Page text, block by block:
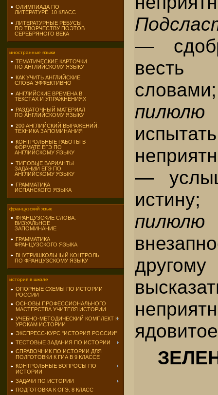
ОЛИМПИАДА ПО
ЛИТЕРАТУРЕ. 10 КЛАСС
ЛИТЕРАТУРНЫЕ РЕБУСЫ
ПО ТВОРЧЕСТВУ ПОЭТОВ
СЕРЕБРЯНОГО ВЕКА
иностранные языки
ТЕМАТИЧЕСКИЕ КАРТОЧКИ
ПО АНГЛИЙСКОМУ ЯЗЫКУ
КАК УЧИТЬ АНГЛИЙСКИЕ
СЛОВА ЭФФЕКТИВНО
АНГЛИЙСКИЕ ВРЕМЕНА В
ТЕКСТАХ И УПРАЖНЕНИЯХ
РАЗДАТОЧНЫЙ МАТЕРИАЛ
ПО АНГЛИЙСКОМУ ЯЗЫКУ
200 АНГЛИЙСКИЙ ВЫРАЖЕНИЙ.
ТЕХНИКА ЗАПОМИНАНИЯ
КОНТРОЛЬНЫЕ РАБОТЫ В
ФОРМАТЕ ЕГЭ ПО
АНГЛИЙСКОМУ ЯЗЫКУ
ТИПОВЫЕ ВАРИАНТЫ
ЗАДАНИЙ ЕГЭ ПО
АНГЛИЙСКОМУ ЯЗЫКУ
ГРАММАТИКА
ИСПАНСКОГО ЯЗЫКА
французский язык
ФРАНЦУЗСКИЕ СЛОВА.
ВИЗУАЛЬНОЕ
ЗАПОМИНАНИЕ
ГРАММАТИКА
ФРАНЦУЗСКОГО ЯЗЫКА
ВНУТРИШКОЛЬНЫЙ КОНТРОЛЬ
ПО ФРАНЦУЗСКОМУ ЯЗЫКУ
история в школе
ОПОРНЫЕ СХЕМЫ ПО ИСТОРИИ
РОССИИ
ОСНОВЫ ПРОФЕССИОНАЛЬНОГО
МАСТЕРСТВА УЧИТЕЛЯ ИСТОРИИ
УЧЕБНО-МЕТОДИЧЕСКИЙ КОМПЛЕКТ К
УРОКАМ ИСТОРИИ
ЭКСПРЕСС-КУРС "ИСТОРИЯ РОССИИ"
ТЕСТОВЫЕ ЗАДАНИЯ ПО ИСТОРИИ
СПРАВОЧНИК ПО ИСТОРИИ ДЛЯ
ПОЛГОТОВКИ К ГИА В 9 КЛАССЕ
КОНТРОЛЬНЫЕ ВОПРОСЫ ПО
ИСТОРИИ
ЗАДАЧИ ПО ИСТОРИИ
ПОДГОТОВКА К ОГЭ. 8 КЛАСС
—
весть
испытать
—